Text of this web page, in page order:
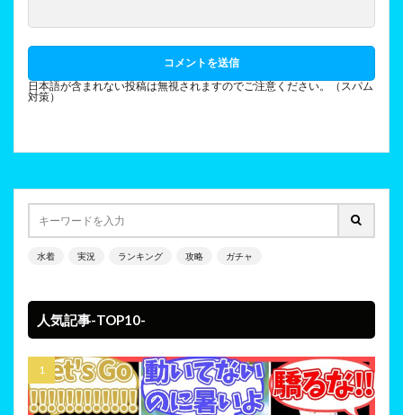
日本語が含まれない投稿は無視されますのでご注意ください。（スパム
対策）
水着 実況 ランキング 攻略 ガチャ
人気記事-TOP10-